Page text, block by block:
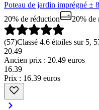
Poteau de jardin imprégné ±
20% de réduction
20% de
(57)Classé 4.6 étoiles sur 5,
20.49
Ancien prix : 20.49 euros
16.39
Prix : 16.39 euros